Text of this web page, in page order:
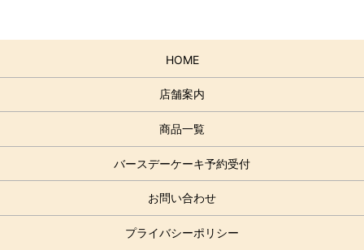
HOME
店舗案内
商品一覧
バースデーケーキ予約受付
お問い合わせ
プライバシーポリシー